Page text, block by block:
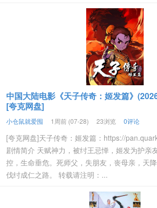
中国大陆电影《天子传奇：姬发篇》
[夸克网盘]
小仓鼠就爱囤 1周前 (07-28) 23浏览 0评论
[夸克网盘]天子传奇：姬发篇：https://
剧情简介 天赋神力，被纣王忌惮，姬发为护亲
控，生命垂危。死师父，失朋友，丧母亲，天
伐纣成仁之路。 转载请注明：...